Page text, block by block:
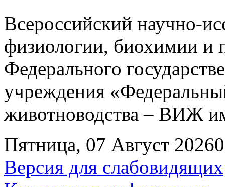
Всероссийский научно-
физиологии, биохимии и
Федерального
учреждения
животноводства – ВИЖ
Пятница, 07 Август 2026
Версия для слабовидящих